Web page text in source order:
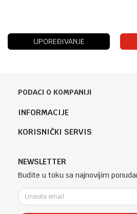
UPOREĐIVANJE
PODACI O KOMPANIJI
Knjižara Kultura
Knjaza Miloša 3A
Telefon (uprava firme Sladaboni
051 303 460
e-knjizara@knjizarakultura.com
INFORMACIJE
O nama
Kontakt
Klub povjerenja "Knjižara Kultura"
KORISNIČKI SERVIS
Politika privatnosti
Kako kupiti
Načini plaćanja
Plaćanje karticama
NEWSLETTER
Budite u toku sa najnovijim